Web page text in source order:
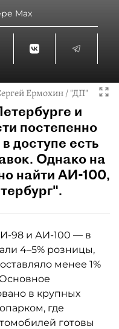
Max
Ермохин / "ДП"
и
постепенно
доступе есть
Однако на
найти АИ-100,
98 и АИ-100 — в
4–5% розницы,
менее 1%
в крупных
где
готовы